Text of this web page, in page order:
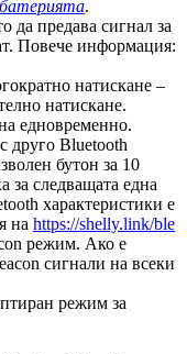
.
да предава сигнал за
Повече информация:
натискане –
натискане.
едновременно.
друго Bluetooth
бутон за 10
за следващата една
характеристики е
на https://shelly.link/ble
режим. Ако е
сигнали на всеки
режим за